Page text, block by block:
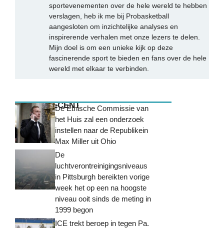
sportevenementen over de hele wereld te hebben
verslagen, heb ik me bij Probasketball
aangesloten om inzichtelijke analyses en
inspirerende verhalen met onze lezers te delen.
Mijn doel is om een unieke kijk op deze
fascinerende sport te bieden en fans over de hele
wereld met elkaar te verbinden.
MEEST RECENTDe Ethische Commissie van
het Huis zal een onderzoek
instellen naar de Republikein
Max Miller uit Ohio
De
luchtverontreinigingsniveaus
in Pittsburgh bereikten vorige
week het op een na hoogste
niveau ooit sinds de meting in
1999 begon
ICE trekt beroep in tegen Pa.